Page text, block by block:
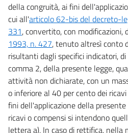
della congruità, ai fini
cui all'articolo 62-bis del decreto-
331, convertito, con modificazioni,
1993, n. 427, tenuto altresì conto
risultanti dagli specifici indicatori,
comma 2, della presente legge,
attività non dichiarate, con un
o inferiore al 40 per cento dei
fini dell'applicazione della
ricavi o compensi si intendono
lettera a). In caso di rettifica,